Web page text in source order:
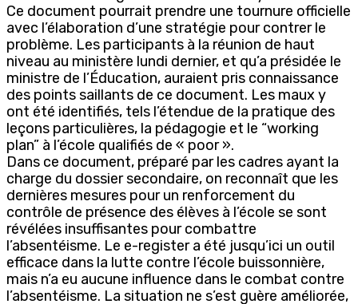
Ce document pourrait prendre une tournure officielle
avec l’élaboration d’une stratégie pour contrer le
problème. Les participants à la réunion de haut
niveau au ministère lundi dernier, et qu’a présidée le
ministre de l’Éducation, auraient pris connaissance
des points saillants de ce document. Les maux y
ont été identifiés, tels l’étendue de la pratique des
leçons particulières, la pédagogie et le “working
plan” à l’école qualifiés de « poor ».
Dans ce document, préparé par les cadres ayant la
charge du dossier secondaire, on reconnaît que les
dernières mesures pour un renforcement du
contrôle de présence des élèves à l’école se sont
révélées insuffisantes pour combattre
l’absentéisme. Le e-register a été jusqu’ici un outil
efficace dans la lutte contre l’école buissonnière,
mais n’a eu aucune influence dans le combat contre
l’absentéisme. La situation ne s’est guère améliorée,